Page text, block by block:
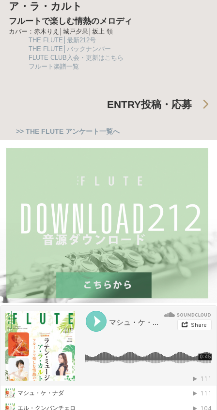
ア・ラ・カルト
フルートで楽しむ情熱のメロディ
カバー：赤木りえ│城戸夕果│坂上 領
THE FLUTE│最新212号
THE FLUTE│バックナンバー
FLUTE CLUB入会・更新はこちら
フルート楽譜一覧
ENTRY投稿・応募
>> THE FLUTE アンケート一覧へ